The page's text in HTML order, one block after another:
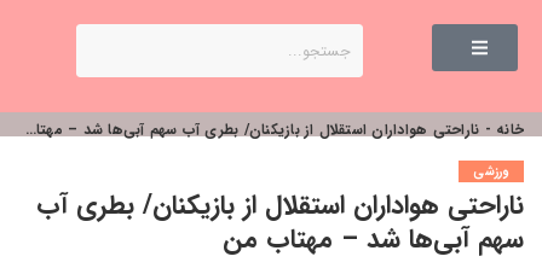
خانه - ناراحتی هواداران استقلال از بازیکنان/ بطری آب سهم آبی‌ها شد – مهتاب من
ورزشی
ناراحتی هواداران استقلال از بازیکنان/ بطری آب
سهم آبی‌ها شد – مهتاب من